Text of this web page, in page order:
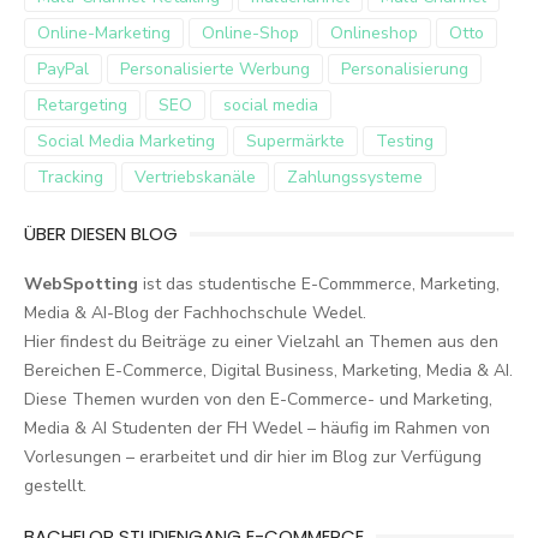
Online-Marketing
Online-Shop Onlineshop
Otto
PayPal
Personalisierte Werbung
Personalisierung
Retargeting
SEO
social media
Social Media Marketing
Supermärkte
Testing
Tracking
Vertriebskanäle Zahlungssysteme
ÜBER DIESEN BLOG
WebSpotting ist das studentische E-Commmerce, Marketing,
Media & AI-Blog der Fachhochschule Wedel.
Hier findest du Beiträge zu einer Vielzahl an Themen aus den
Bereichen E-Commerce, Digital Business, Marketing, Media & AI.
Diese Themen wurden von den E-Commerce- und Marketing,
Media & AI Studenten der FH Wedel – häufig im Rahmen von
Vorlesungen – erarbeitet und dir hier im Blog zur Verfügung
gestellt.